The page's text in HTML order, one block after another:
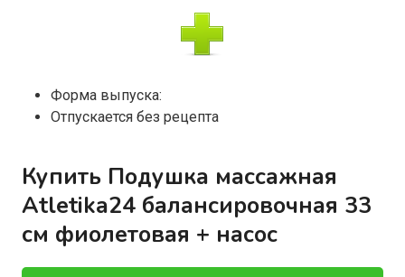
Форма выпуска:
Отпускается без рецепта
Купить Подушка массажная
Atletika24 балансировочная 33
см фиолетовая + насос